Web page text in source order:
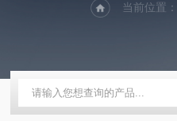
当前位置：